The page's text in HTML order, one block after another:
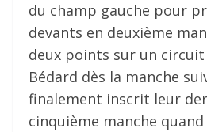
du champ gauche pour
devants en deuxième
deux points sur un circuit
Bédard dès la manche
finalement inscrit leur
cinquième manche